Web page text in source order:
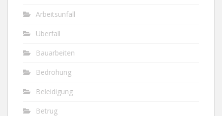
Arbeitsunfall
Überfall
Bauarbeiten
Bedrohung
Beleidigung
Betrug